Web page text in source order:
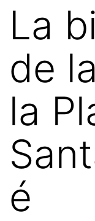
La
de
la
é